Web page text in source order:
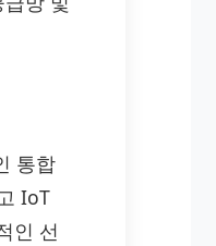
통합
IoT
인 선